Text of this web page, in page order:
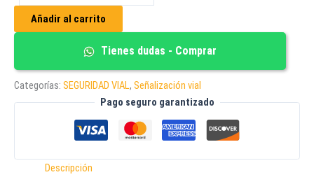
ESLABONADA
BICOLOR
Añadir al carrito
Tienes dudas - Comprar
Categorías: SEGURIDAD VIAL, Señalización vial
Pago seguro garantizado
Descripción